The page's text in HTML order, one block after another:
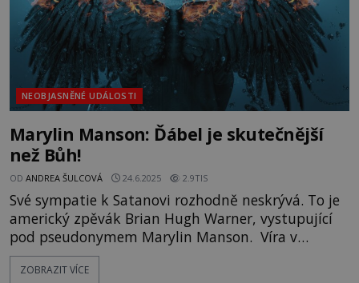
NEOBJASNĚNÉ UDÁLOSTI
Marylin Manson: Ďábel je skutečnější
než Bůh!
OD ANDREA ŠULCOVÁ 24.6.2025 2.9TIS
Své sympatie k Satanovi rozhodně neskrývá. To je
americký zpěvák Brian Hugh Warner, vystupující
pod pseudonymem Marylin Manson. Víra v
ďábelské síly z tohoto zpěváka, který dokonce i
několikrát prohlásí, že je víc než Satan, čiší více než
ZOBRAZIT VÍCE